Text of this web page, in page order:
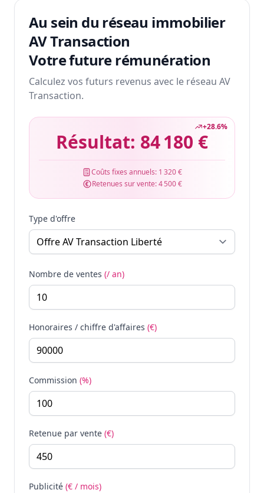
Au sein du réseau immobilier
AV Transaction
Votre future rémunération
Calculez vos futurs revenus avec le réseau AV
Transaction.
+28.6%
Résultat: 84 180 €
Coûts fixes annuels: 1 320 €
Retenues sur vente:4 500 €
Type d'offre
Nombre de ventes (/ an)
Honoraires / chiffre d'affaires (€)
Commission (%)
Retenue par vente (€)
Publicité (€ / mois)